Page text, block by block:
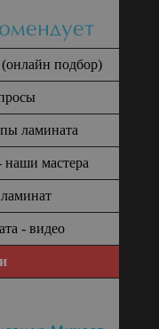
подбор)
ламината
наши мастера
- видео